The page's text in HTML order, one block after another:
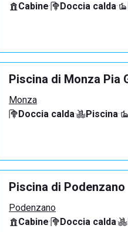
Cabine· Doccia calda·
Piscina di Monza Pia
Monza
Doccia calda· Piscina·
Piscina di Podenzano
Podenzano
Cabine· Doccia calda·